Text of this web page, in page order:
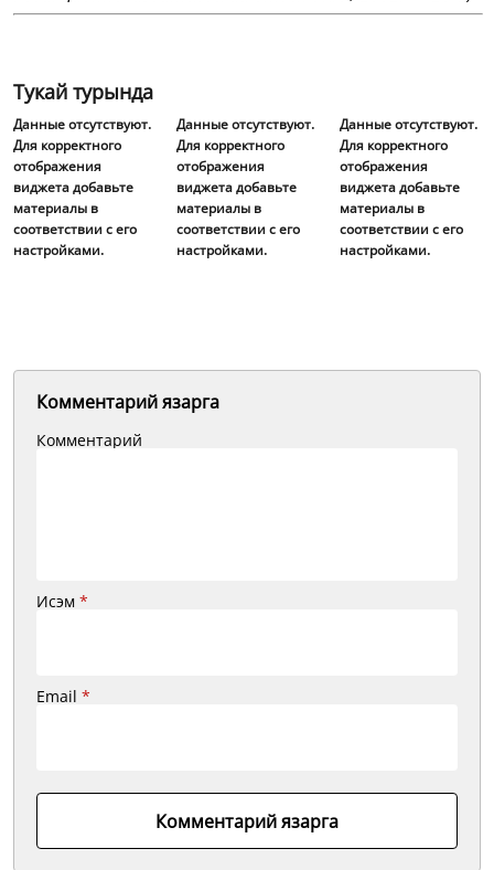
Тукай турында
Данные отсутствуют.
Для корректного
отображения
виджета добавьте
материалы в
соответствии с его
настройками.
Данные отсутствуют.
Для корректного
отображения
виджета добавьте
материалы в
соответствии с его
настройками.
Данные отсутствуют.
Для корректного
отображения
виджета добавьте
материалы в
соответствии с его
настройками.
Комментарий язарга
Комментарий
Исэм *
Email *
Комментарий язарга